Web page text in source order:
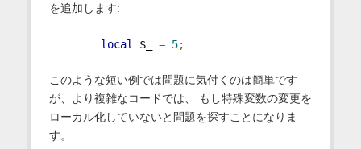
を追加します:
local $_ = 5;
このような短い例では問題に気付くのは簡単です
が、より複雑なコードでは、 もし特殊変数の変更を
ローカル化していないと問題を探すことになりま
す。